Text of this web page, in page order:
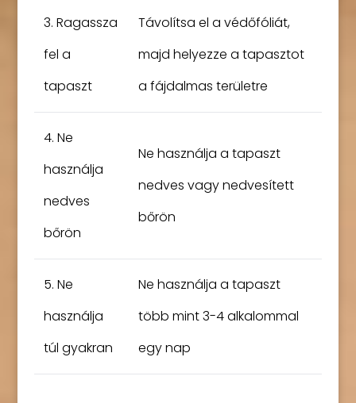
3. Ragassza
fel a
tapaszt
Távolítsa el a védőfóliát,
majd helyezze a tapasztot
a fájdalmas területre
4. Ne
használja
nedves
bőrön
Ne használja a tapaszt
nedves vagy nedvesített
bőrön
5. Ne
használja
túl gyakran
Ne használja a tapaszt
több mint 3-4 alkalommal
egy nap